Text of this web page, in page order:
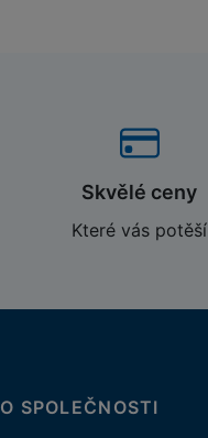
Skvělé ceny
Které vás potěší
O SPOLEČNOSTI